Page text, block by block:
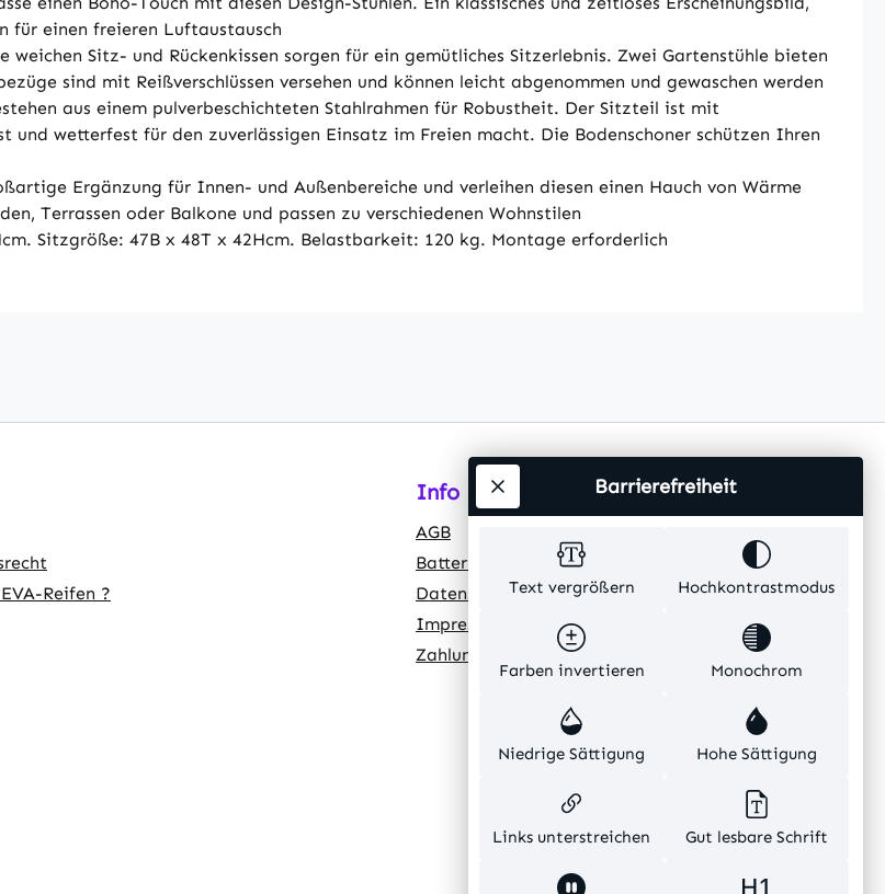
für einen freieren Luftaustausch
weichen Sitz- und Rückenkissen sorgen für ein gemütliches Sitzerlebnis. Zwei Gartenstühle bieten
sind mit Reißverschlüssen versehen und können leicht abgenommen und gewaschen werden
aus einem pulverbeschichteten Stahlrahmen für Robustheit. Der Sitzteil ist mit
wetterfest für den zuverlässigen Einsatz im Freien macht. Die Bodenschoner schützen Ihren
Ergänzung für Innen- und Außenbereiche und verleihen diesen einen Hauch von Wärme
Terrassen oder Balkone und passen zu verschiedenen Wohnstilen
Sitzgröße: 47B x 48T x 42Hcm. Belastbarkeit: 120 kg. Montage erforderlich
Reifen ?
Info
AGB
Batteriehinweis
Datenschutz
Impressum
Zahlungsarten
Text vergrößern Hochkontrastmodus
Farben invertieren Monochrom
Niedrige Sättigung Hohe Sättigung
Links unterstreichen Gut lesbare Schrift
Barrierefreiheit